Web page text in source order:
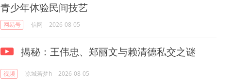
青少年体验民间技艺
网易号 信网 2026-08-05
揭秘：王伟忠、郑丽文与赖清德私交之谜
视频 凉城若梦h 2026-08-05